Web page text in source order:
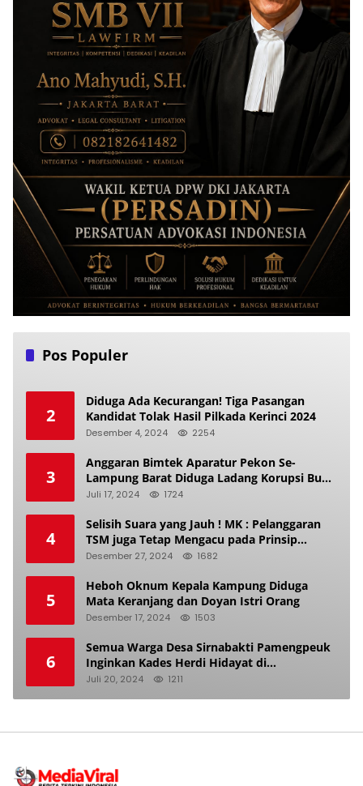
Pos Populer
2
Diduga Ada Kecurangan! Tiga Pasangan
Kandidat Tolak Hasil Pilkada Kerinci 2024
Desember 4, 2024 2254
3
Anggaran Bimtek Aparatur Pekon Se-
Lampung Barat Diduga Ladang Korupsi Buat
Makan Anak Istri
Juli 17, 2024 1724
4
Selisih Suara yang Jauh ! MK : Pelanggaran
TSM juga Tetap Mengacu pada Prinsip
Keadilan Pemilu
Desember 27, 2024 1682
5
Heboh Oknum Kepala Kampung Diduga
Mata Keranjang dan Doyan Istri Orang
Desember 17, 2024 1503
6
Semua Warga Desa Sirnabakti Pamengpeuk
Inginkan Kades Herdi Hidayat di
Berhentikan Dari Jabatan nya
Juli 20, 2024 1211